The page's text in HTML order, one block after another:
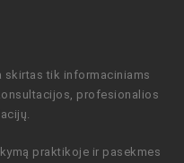
skirtas tik informaciniams
profesionalios
praktikoje ir pasekmes